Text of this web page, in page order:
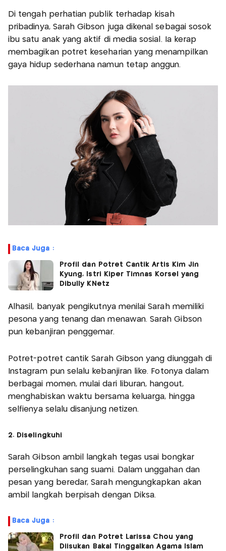
Di tengah perhatian publik terhadap kisah
pribadinya, Sarah Gibson juga dikenal sebagai sosok
ibu satu anak yang aktif di media sosial. Ia kerap
membagikan potret keseharian yang menampilkan
gaya hidup sederhana namun tetap anggun.
Baca Juga :
Profil dan Potret Cantik Artis Kim Jin
Kyung, Istri Kiper Timnas Korsel yang
Dibully KNetz
Alhasil, banyak pengikutnya menilai Sarah memiliki
pesona yang tenang dan menawan. Sarah Gibson
pun kebanjiran penggemar.
Potret-potret cantik Sarah Gibson yang diunggah di
Instagram pun selalu kebanjiran like. Fotonya dalam
berbagai momen, mulai dari liburan, hangout,
menghabiskan waktu bersama keluarga, hingga
selfienya selalu disanjung netizen.
2. Diselingkuhi
Sarah Gibson ambil langkah tegas usai bongkar
perselingkuhan sang suami. Dalam unggahan dan
pesan yang beredar, Sarah mengungkapkan akan
ambil langkah berpisah dengan Diksa.
Baca Juga :
Profil dan Potret Larissa Chou yang
Diisukan Bakal Tinggalkan Agama Islam